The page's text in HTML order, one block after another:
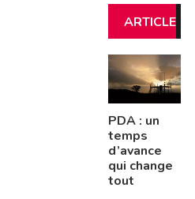
ARTICLE
S
INSCRIT
S
PDA : un
temps
d’avance
qui change
tout